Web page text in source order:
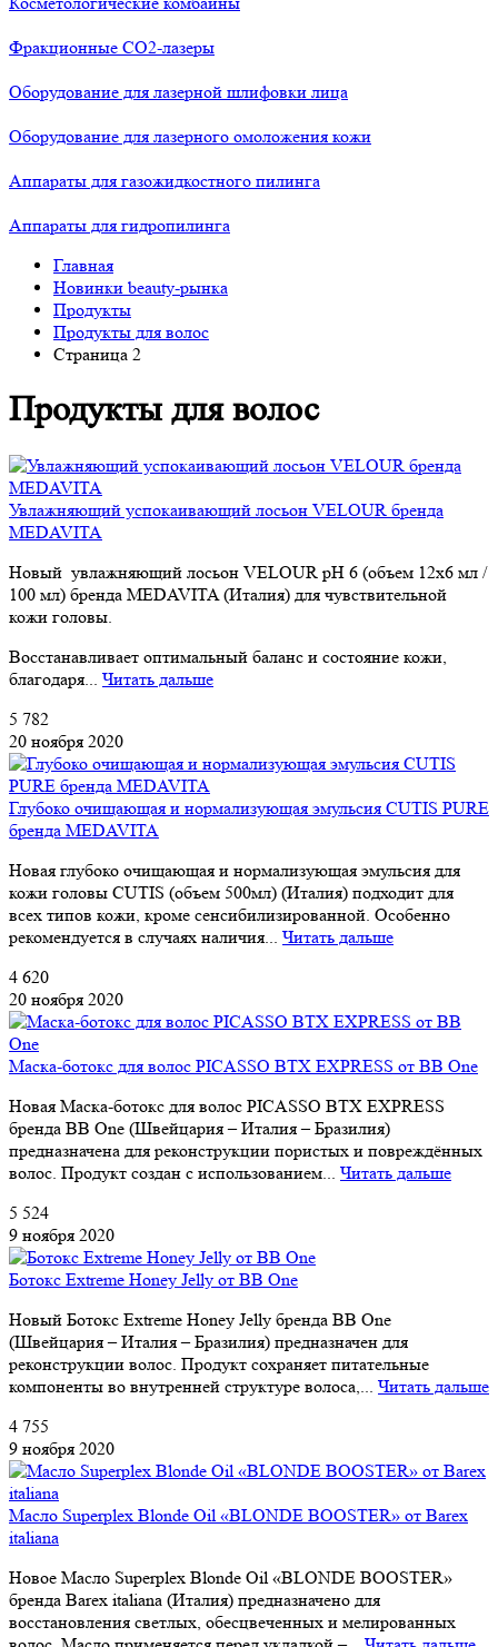
Фракционные СО2-лазеры
Оборудование для лазерной шлифовки лица
Оборудование для лазерного омоложения кожи
Аппараты для газожидкостного пилинга
Аппараты для гидропилинга
Главная
Новинки beauty-рынка
Продукты
Продукты для волос
Страница 2
Продукты для волос
Увлажняющий успокаивающий лосьон VELOUR бренда
MEDAVITA
Новый увлажняющий лосьон VELOUR pH 6 (объем 12x6 мл /
100 мл) бренда MEDAVITA (Италия) для чувствительной
кожи головы.
Восстанавливает оптимальный баланс и состояние кожи,
благодаря... Читать дальше
5 782
20 ноября 2020
Глубоко очищающая и нормализующая эмульсия CUTIS PURE
бренда MEDAVITA
Новая глубоко очищающая и нормализующая эмульсия для
кожи головы CUTIS (объем 500мл) (Италия) подходит для
всех типов кожи, кроме сенсибилизированной. Особенно
рекомендуется в случаях наличия... Читать дальше
4 620
20 ноября 2020
Маска-ботокс для волос PICASSO BTX EXPRESS от BB One
Новая Маска-ботокс для волос PICASSO BTX EXPRESS
бренда BB One (Швейцария – Италия – Бразилия)
предназначена для реконструкции пористых и повреждённых
волос. Продукт создан с использованием... Читать дальше
5 524
9 ноября 2020
Ботокс Extreme Honey Jelly от BB One
Новый Ботокс Extreme Honey Jelly бренда BB One
(Швейцария – Италия – Бразилия) предназначен для
реконструкции волос. Продукт сохраняет питательные
компоненты во внутренней структуре волоса,... Читать дальше
4 755
9 ноября 2020
Масло Superplex Blonde Oil «BLONDE BOOSTER» от Barex
italiana
Новое Масло Superplex Blonde Oil «BLONDE BOOSTER»
бренда Barex italiana (Италия) предназначено для
восстановления светлых, обесцвеченных и мелированных